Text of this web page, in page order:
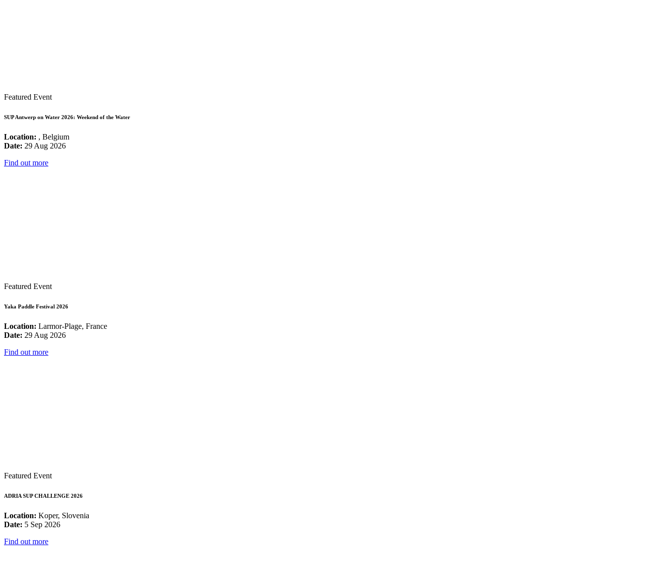
Featured Event
SUP Antwerp on Water 2026: Weekend of the Water
Location: , Belgium
Date: 29 Aug 2026
Find out more
Featured Event
Yaka Paddle Festival 2026
Location: Larmor-Plage, France
Date: 29 Aug 2026
Find out more
Featured Event
ADRIA SUP CHALLENGE 2026
Location: Koper, Slovenia
Date: 5 Sep 2026
Find out more